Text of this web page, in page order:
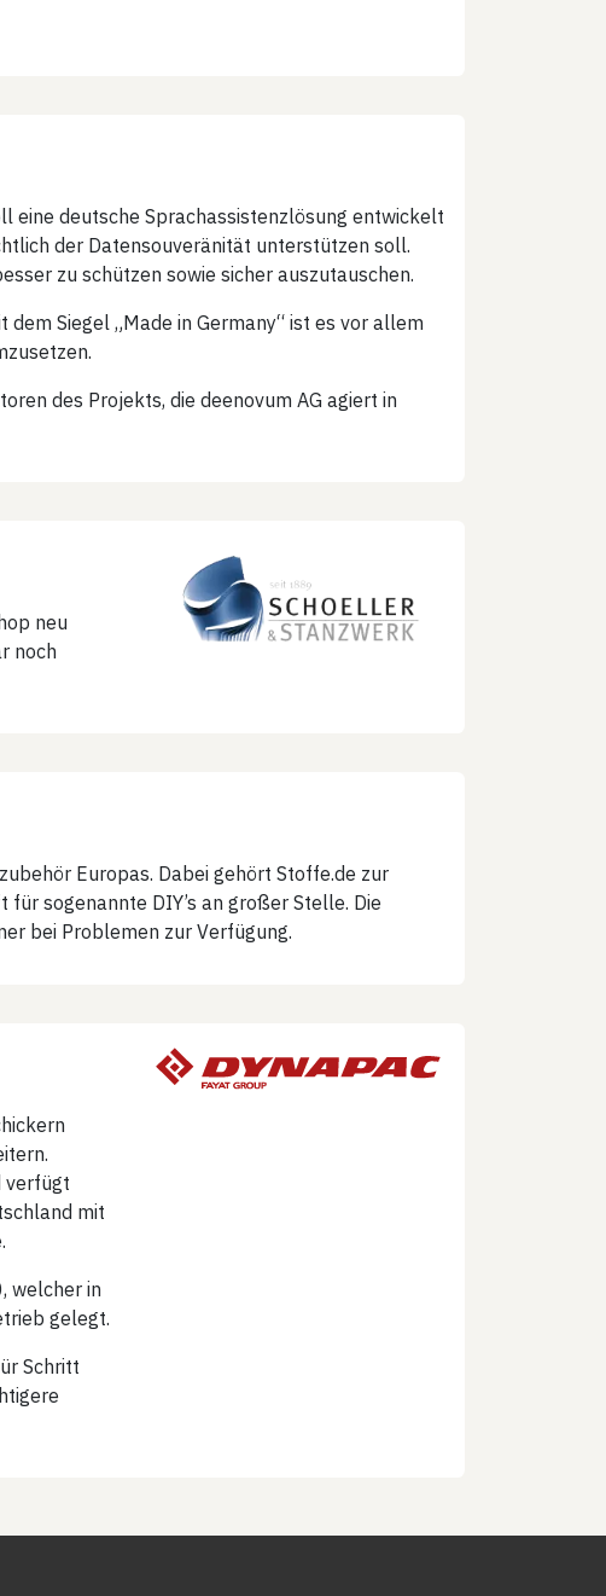
eine deutsche Sprachassistenzlösung entwickelt
der Datensouveränität unterstützen soll.
zu schützen sowie sicher auszutauschen.
Siegel „Made in Germany“ ist es vor allem
des Projekts, die deenovum AG agiert in
neu
noch
Europas. Dabei gehört Stoffe.de zur
sogenannte DIY’s an großer Stelle. Die
bei Problemen zur Verfügung.
verfügt
mit
welcher in
gelegt.
Schritt